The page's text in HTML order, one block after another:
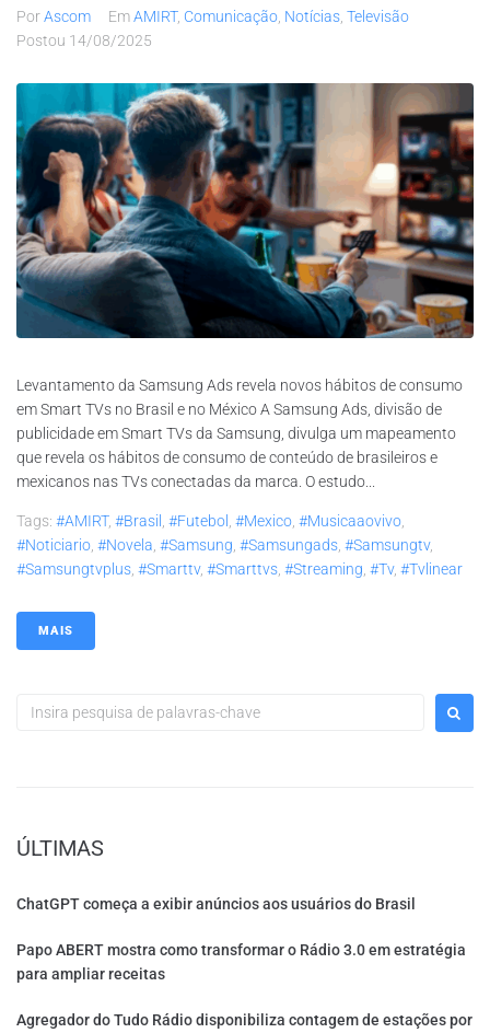
PorAscom EmAMIRT, Comunicação Notícias Televisão
Postou 14/08/2025
Levantamento da Samsung Ads revela novos hábitos de consumo
em Smart TVs no Brasil e no México A Samsung Ads, divisão de
publicidade em Smart TVs da Samsung, divulga um mapeamento
que revela os hábitos de consumo de conteúdo de brasileiros e
mexicanos nas TVs conectadas da marca. O estudo...
Tags: #AMIRT, #brasil #futebol #mexico #musicaaovivo
#noticiario #novela #samsung #samsungads #samsungtv,
#samsungtvplus #smarttv, #smarttvs #streaming #tv, #tvlinear
MAIS
ÚLTIMAS
ChatGPT começa a exibir anúncios aos usuários do Brasil
Papo ABERT mostra como transformar o Rádio 3.0 em estratégia
para ampliar receitas
Agregador do Tudo Rádio disponibiliza contagem de estações por